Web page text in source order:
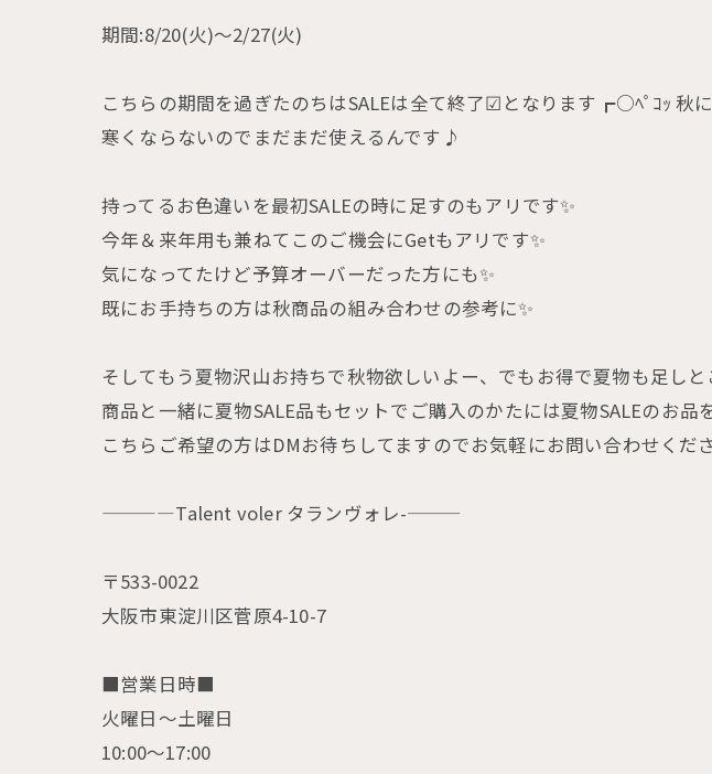
期間:8/20(火)〜2/27(火)
こちらの期間を過ぎたのちはSALEは全て終了☑︎となります┏○ﾍﾟｺｯ
寒くならないのでまだまだ使えるんです♪
持ってるお色違いを最初SALEの時に足すのもアリです✨
今年＆来年用も兼ねてこのご機会にGetもアリです✨
気になってたけど予算オーバーだった方にも✨
既にお手持ちの方は秋商品の組み合わせの参考に✨
そしてもう夏物沢山お持ちで秋物欲しいよー、でもお得で夏物も足し
商品と一緒に夏物SALE品もセットでご購入のかたには夏物SALEのお品
こちらご希望の方はDMお待ちしてますのでお気軽にお問い合わせくだ
————Talent voler タランヴォレ-———
〒533-0022
大阪市東淀川区菅原4-10-7
■営業日時■
火曜日〜土曜日
10:00〜17:00